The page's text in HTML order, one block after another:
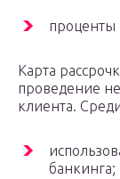
проценты
Карта
проведение
клиента.
банкинга;